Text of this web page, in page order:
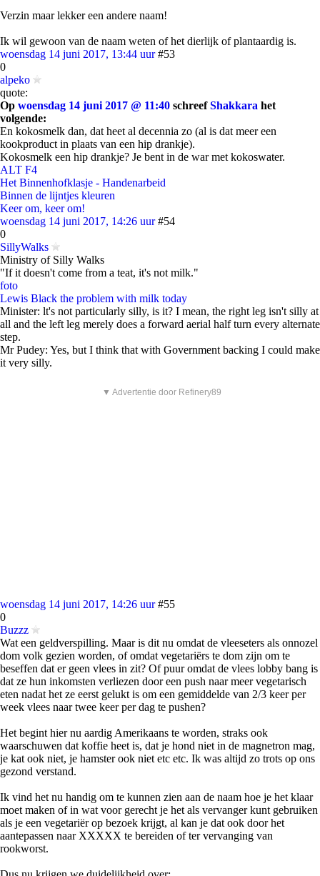
Verzin maar lekker een andere naam!
Ik wil gewoon van de naam weten of het dierlijk of plantaardig is.
woensdag 14 juni 2017, 13:44 uur #53
0
alpeko
quote:
Op woensdag 14 juni 2017 @ 11:40 schreefShakkara het
volgende:
En kokosmelk dan, dat heet al decennia zo (al is dat meer een
kookproduct in plaats van een hip drankje).
Kokosmelk een hip drankje? Je bent in de war met kokoswater.
ALT F4
Het Binnenhofklasje - Handenarbeid
Binnen de lijntjes kleuren
Keer om, keer om!
woensdag 14 juni 2017, 14:26 uur #54
0
SillyWalks
Ministry of Silly Walks
"If it doesn't come from a teat, it's not milk."
foto
Lewis Black the problem with milk today
Minister: lt's not particularly silly, is it? I mean, the right leg isn't silly at
all and the left leg merely does a forward aerial half turn every alternate
step.
Mr Pudey: Yes, but I think that with Government backing I could make
it very silly.
▼ Advertentie door Refinery89
woensdag 14 juni 2017, 14:26 uur #55
0
Buzzz
Wat een geldverspilling. Maar is dit nu omdat de vleeseters als onnozel
dom volk gezien worden, of omdat vegetariërs te dom zijn om te
beseffen dat er geen vlees in zit? Of puur omdat de vlees lobby bang is
dat ze hun inkomsten verliezen door een push naar meer vegetarisch
eten nadat het ze eerst gelukt is om een gemiddelde van 2/3 keer per
week vlees naar twee keer per dag te pushen?
Het begint hier nu aardig Amerikaans te worden, straks ook
waarschuwen dat koffie heet is, dat je hond niet in de magnetron mag,
je kat ook niet, je hamster ook niet etc etc. Ik was altijd zo trots op ons
gezond verstand.
Ik vind het nu handig om te kunnen zien aan de naam hoe je het klaar
moet maken of in wat voor gerecht je het als vervanger kunt gebruiken
als je een vegetariër op bezoek krijgt, al kan je dat ook door het
aantepassen naar XXXXX te bereiden of ter vervanging van
rookworst.